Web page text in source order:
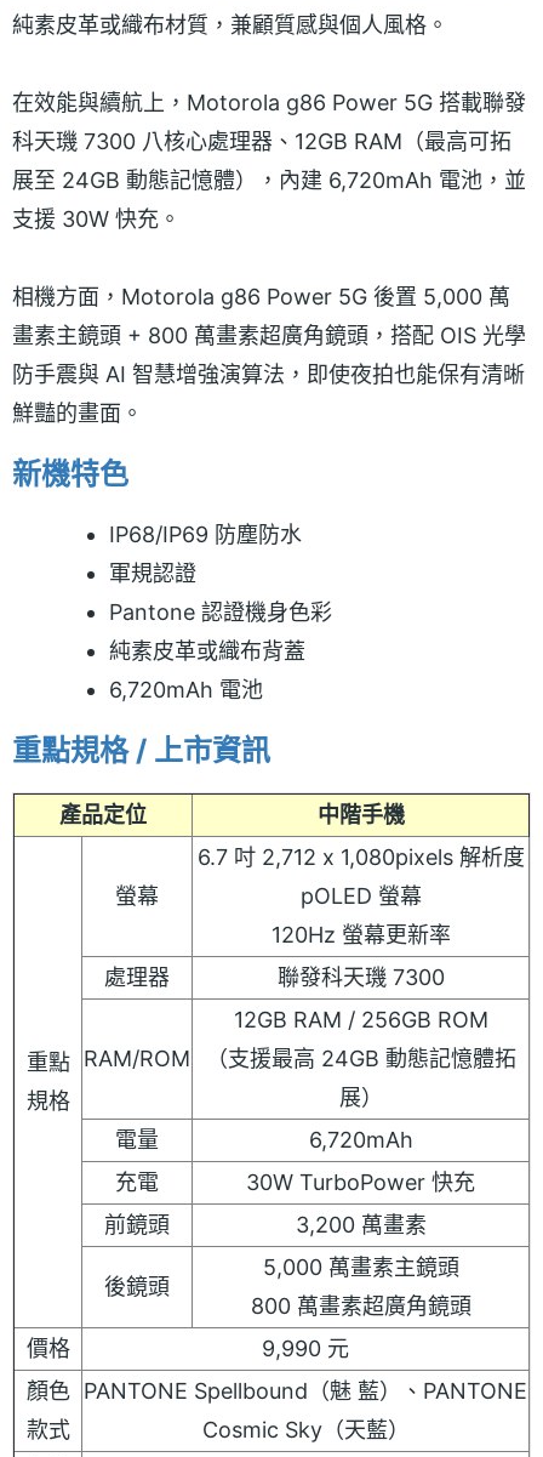
純素皮革或織布材質，兼顧質感與個人風格。
在效能與續航上，Motorola g86 Power 5G 搭載聯發
科天璣 7300 八核心處理器、12GB RAM（最高可拓
展至 24GB 動態記憶體），內建 6,720mAh 電池，並
支援 30W 快充。
相機方面，Motorola g86 Power 5G 後置 5,000 萬
畫素主鏡頭 + 800 萬畫素超廣角鏡頭，搭配 OIS 光學
防手震與 AI 智慧增強演算法，即使夜拍也能保有清晰
鮮豔的畫面。
新機特色
IP68/IP69 防塵防水
軍規認證
Pantone 認證機身色彩
純素皮革或織布背蓋
6,720mAh 電池
重點規格 / 上市資訊
產品定位 中階手機
重點
規格
螢幕
6.7 吋 2,712 x 1,080pixels 解析度
pOLED 螢幕
120Hz 螢幕更新率
處理器
聯發科天璣 7300
RAM/ROM
12GB RAM / 256GB ROM
（支援最高 24GB 動態記憶體拓
展）
電量
6,720mAh
充電
30W TurboPower 快充
前鏡頭
3,200 萬畫素
後鏡頭
5,000 萬畫素主鏡頭
800 萬畫素超廣角鏡頭
價格
9,990 元
顏色
款式
PANTONE Spellbound（魅 藍）、PANTONE
Cosmic Sky（天藍）